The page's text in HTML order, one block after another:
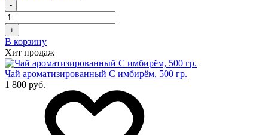
-
+
В корзину
Хит продаж
Чай ароматизированный С имбирём, 500 гр.
1 800 руб.